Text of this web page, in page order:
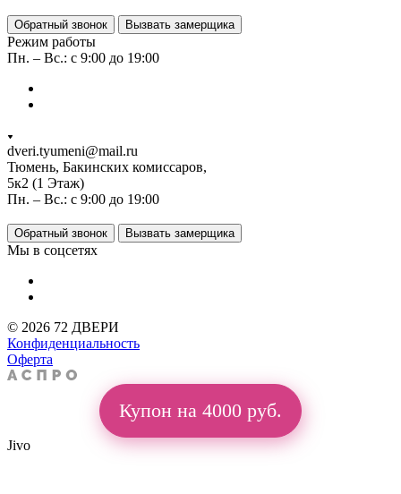
Обратный звонок Вызвать замерщика
Режим работы
Пн. – Вс.: с 9:00 до 19:00
dveri.tyumeni@mail.ru
Тюмень, Бакинских комиссаров,
5к2 (1 Этаж)
Пн. – Вс.: с 9:00 до 19:00
Обратный звонок Вызвать замерщика
Мы в соцсетях
© 2026 72 ДВЕРИ
Конфиденциальность
Оферта
Купон на 4000 руб.
Jivo